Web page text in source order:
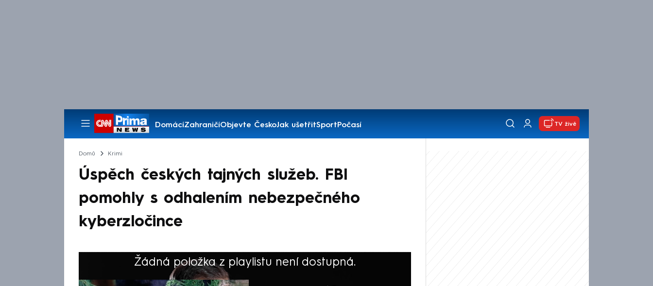
DomácíZahraničíObjevte ČeskoJak ušetřitSportPočasí
Pořady
TV živě
Domů Krimi
Úspěch českých tajných služeb. FBI
pomohly s odhalením nebezpečného
kyberzločince
Žádná položka z playlistu není dostupná.
Výběr redakce